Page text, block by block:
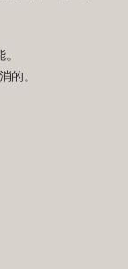
的。